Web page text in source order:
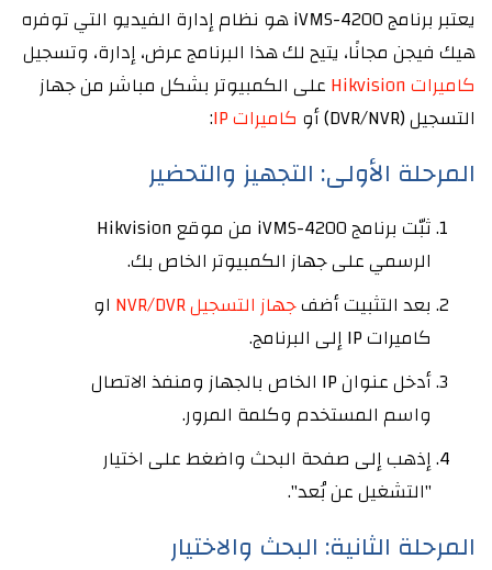
يعتبر برنامج iVMS-4200 هو نظام إدارة الفيديو التي توفره
هيك فيجن مجانًا، يتيح لك هذا البرنامج عرض، إدارة، وتسجيل
كاميرات Hikvision
على الكمبيوتر بشكل مباشر من جهاز
التسجيل (DVR/NVR) أو
كاميرات IP :
المرحلة الأولى: التجهيز والتحضير
ثبّت برنامج iVMS-4200 من موقع Hikvision
الرسمي على جهاز الكمبيوتر الخاص بك.
بعد التثبيت أضفجهاز التسجيل NVR/DVR
او
كاميرات IP إلى البرنامج.
أدخل عنوان IP الخاص بالجهاز ومنفذ الاتصال
واسم المستخدم وكلمة المرور.
إذهب إلى صفحة البحث واضغط على اختيار
"التشغيل عن بُعد".
المرحلة الثانية: البحث والاختيار